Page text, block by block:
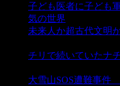
子ども医者に子ども
気の世界
未来人か超古代文明
チリで続いていたナ
大雪山SOS遭難事件